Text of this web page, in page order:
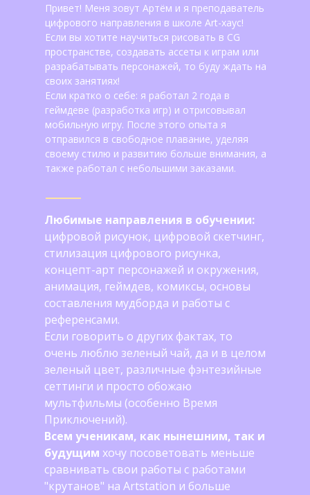
Привет! Меня зовут Артём и я преподаватель
цифрового направления в школе Art-хаус!
Если вы хотите научиться рисовать в CG
пространстве, создавать ассеты к играм или
разрабатывать персонажей, то буду ждать на
своих занятиях!
Если кратко о себе: я работал 2 года в
геймдеве (разработка игр) и отрисовывал
мобильную игру. После этого опыта я
отправился в свободное плавание, уделяя
своему стилю и развитию больше внимания, а
также работал с небольшими заказами.
Любимые направления в обучении:
цифровой рисунок, цифровой скетчинг,
стилизация цифрового рисунка,
концепт-арт персонажей и окружения,
анимация, геймдев, комиксы, основы
составления мудборда и работы с
референсами.
Если говорить о других фактах, то
очень люблю зеленый чай, да и в целом
зеленый цвет, различные фэнтезийные
сеттинги и просто обожаю
мультфильмы (особенно Время
Приключений).
Всем ученикам, как нынешним, так и
будущим хочу посоветовать меньше
сравнивать свои работы с работами
"крутанов" на Artstation и больше